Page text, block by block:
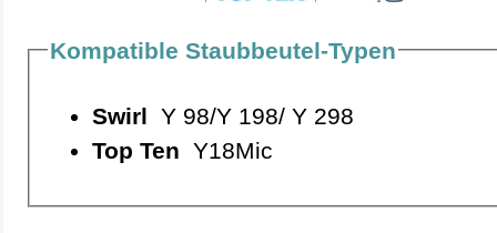
Kompatible Staubbeutel-Typen
Swirl Y 98/Y 198/ Y 298
Top Ten Y18Mic